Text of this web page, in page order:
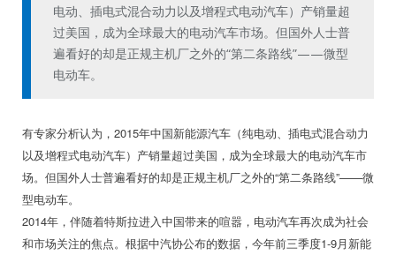
电动、插电式混合动力以及增程式电动汽车）产销量超
过美国，成为全球最大的电动汽车市场。但国外人士普
遍看好的却是正规主机厂之外的“第二条路线”——微型
电动车。
有专家分析认为，2015年中国新能源汽车（纯电动、插电式混合动力
以及增程式电动汽车）产销量超过美国，成为全球最大的电动汽车市
场。但国外人士普遍看好的却是正规主机厂之外的“第二条路线”——微
型电动车。
2014年，伴随着特斯拉进入中国带来的喧嚣，电动汽车再次成为社会
和市场关注的焦点。根据中汽协公布的数据，今年前三季度1-9月新能